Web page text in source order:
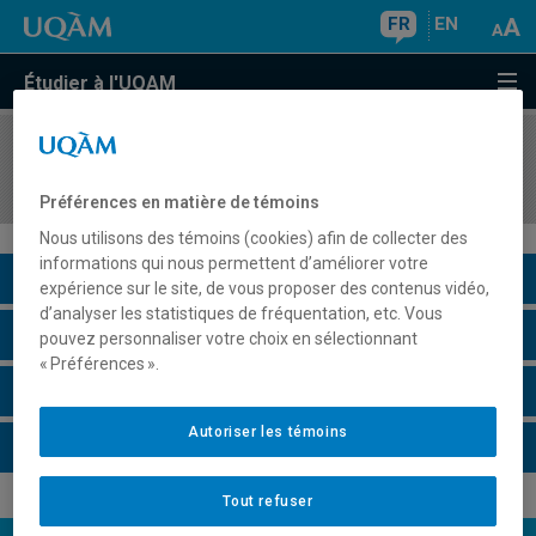
FR EN
Étudier à l'UQAM
COURS//
Description du cours
Horaire - Été 2026
Préférences en matière de témoins
Nous utilisons des témoins (cookies) afin de collecter des
informations qui nous permettent d’améliorer votre
expérience sur le site, de vous proposer des contenus vidéo,
d’analyser les statistiques de fréquentation, etc. Vous
pouvez personnaliser votre choix en sélectionnant
« Préférences ».
Tout refuser
Autoriser les témoins